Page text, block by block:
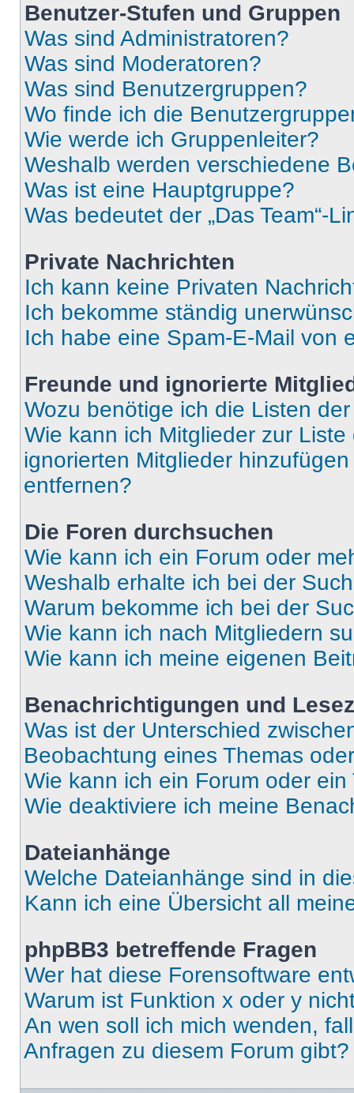
Benutzer-Stufen und Gruppen
Was sind Administratoren?
Was sind Moderatoren?
Was sind Benutzergruppen?
Wo finde ich die
Wie werde ich Gruppenleiter?
Weshalb werden verschiedene
Was ist eine Hauptgruppe?
Was bedeutet der „Das Team“-
Private Nachrichten
Ich kann keine Privaten
Ich bekomme ständig
Ich habe eine Spam-E-Mail von
Freunde und ignorierte
Wozu benötige ich die Listen
Wie kann ich Mitglieder zur
ignorierten Mitglieder
entfernen?
Die Foren durchsuchen
Wie kann ich ein Forum oder
Weshalb erhalte ich bei der
Warum bekomme ich bei der
Wie kann ich nach Mitgliedern
Wie kann ich meine eigenen
Benachrichtigungen und
Was ist der Unterschied
Beobachtung eines Themas
Wie kann ich ein Forum oder
Wie deaktiviere ich meine
Dateianhänge
Welche Dateianhänge sind in
Kann ich eine Übersicht all
phpBB3 betreffende Fragen
Wer hat diese Forensoftware
Warum ist Funktion x oder y
An wen soll ich mich wenden,
Anfragen zu diesem Forum gibt?